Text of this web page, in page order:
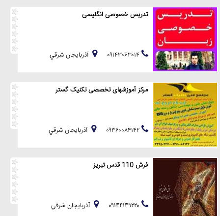
تدریس خصوصی انگلیسی
آذربايجان شرقي
مرکز آموزشهای تخصصی تکنیک گستر
آذربايجان شرقي
فرش 110 قدس تبریز
آذربايجان شرقي